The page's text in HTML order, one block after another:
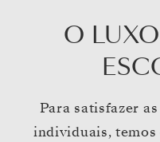
O
Para satisfazer
individuais, temos